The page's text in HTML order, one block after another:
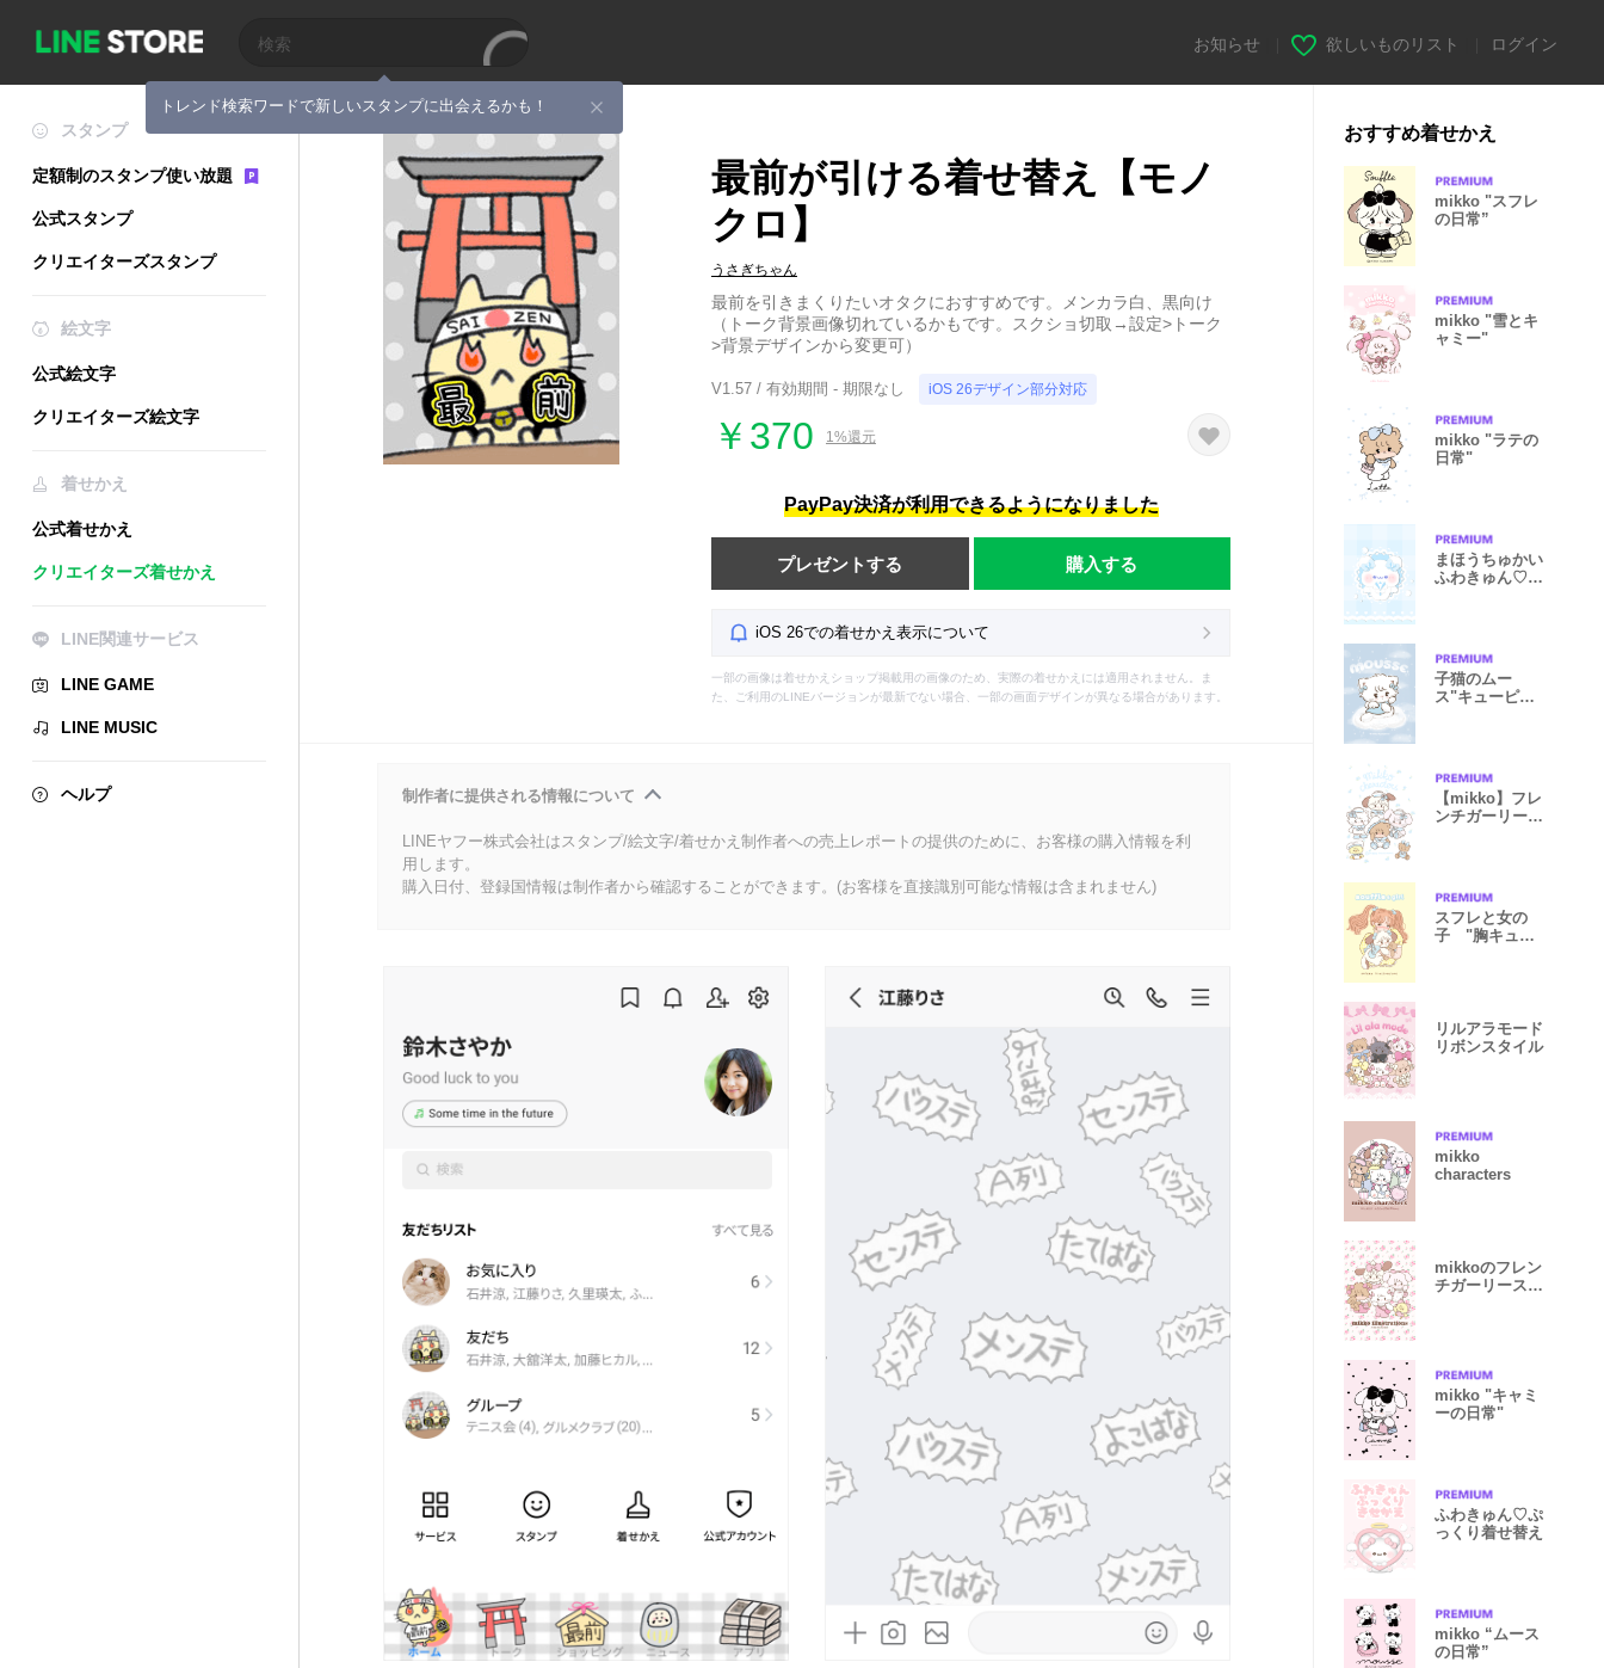
トレンド検索ワードで新しいスタンプに出会えるかも！
お知らせ 欲しいものリスト ログイン
スタンプ
定額制のスタンプ使い放題
公式スタンプ
クリエイターズスタンプ
絵文字
公式絵文字
クリエイターズ絵文字
着せかえ
公式着せかえ
クリエイターズ着せかえ
LINE関連サービス
LINE GAME
LINE MUSIC
ヘルプ
最前が引ける着せ替え【モノ
クロ】
うさぎちゃん
最前を引きまくりたいオタクにおすすめです。メンカラ白、黒向け
（トーク背景画像切れているかもです。スクショ切取→設定>トーク
>背景デザインから変更可）
V1.57 / 有効期間 - 期限なし iOS 26デザイン部分対応
￥370 1%還元
PayPay決済が利用できるようになりました
プレゼントする 購入する
iOS 26での着せかえ表示について
一部の画像は着せかえショップ掲載用の画像のため、実際の着せかえには適用されません。ま
た、ご利用のLINEバージョンが最新でない場合、一部の画面デザインが異なる場合があります。
制作者に提供される情報について
LINEヤフー株式会社はスタンプ/絵文字/着せかえ制作者への売上レポートの提供のために、お客様の購入情報を利
用します。
購入日付、登録国情報は制作者から確認することができます。(お客様を直接識別可能な情報は含まれません)
おすすめ着せかえ
mikko "スフレ
の日常”
mikko "雪とキ
ャミー"
mikko "ラテの
日常"
まほうちゅかい
ふわきゅん♡水
子猫のムー
ス"キューピッ
【mikko】フレ
ンチガーリー
スフレと女の
子 "胸キュ
リルアラモード
リボンスタイル
mikko
characters
mikkoのフレン
チガーリースタ
mikko "キャミ
ーの日常"
ふわきゅん♡ぷ
っくり着せ替え
mikko “ムース
の日常”